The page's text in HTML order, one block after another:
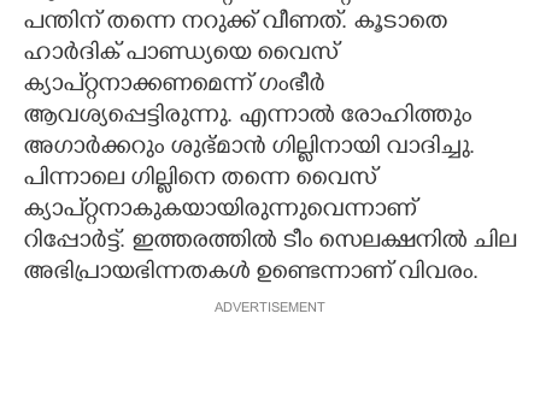
പന്തിന് തന്നെ നറുക്ക് വീണത്. കൂടാതെ
ഹാർദിക് പാണ്ഡ്യയെ വെെസ്
ക്യാപ്റ്റനാക്കണമെന്ന് ഗംഭീർ
ആവശ്യപ്പെട്ടിരുന്നു. എന്നാൽ രോഹിത്തും
അഗാർക്കറും ശുഭ്മാൻ ഗില്ലിനായി വാദിച്ചു.
പിന്നാലെ ഗില്ലിനെ തന്നെ വെെസ്
ക്യാപ്റ്റനാകുകയായിരുന്നുവെന്നാണ്
റിപ്പോർട്ട്. ഇത്തരത്തിൽ ടീം സെലക്ഷനിൽ ചില
അഭിപ്രായഭിന്നതകൾ ഉണ്ടെന്നാണ് വിവരം.
ADVERTISEMENT